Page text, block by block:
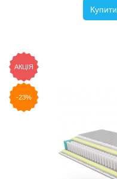
Купити
АКЦІЯ
-23%